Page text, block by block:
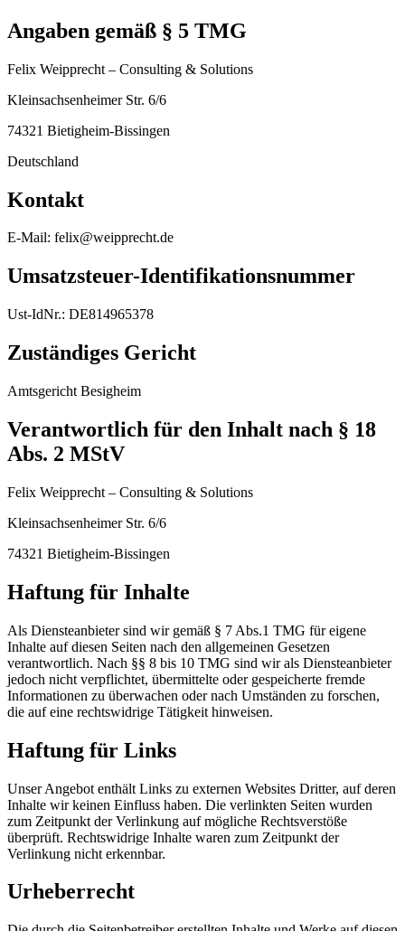
Angaben gemäß § 5 TMG
Felix Weipprecht – Consulting & Solutions
Kleinsachsenheimer Str. 6/6
74321 Bietigheim-Bissingen
Deutschland
Kontakt
E-Mail: felix@weipprecht.de
Umsatzsteuer-Identifikationsnummer
Ust-IdNr.: DE814965378
Zuständiges Gericht
Amtsgericht Besigheim
Verantwortlich für den Inhalt nach § 18
Abs. 2 MStV
Felix Weipprecht – Consulting & Solutions
Kleinsachsenheimer Str. 6/6
74321 Bietigheim-Bissingen
Haftung für Inhalte
Als Diensteanbieter sind wir gemäß § 7 Abs.1 TMG für eigene
Inhalte auf diesen Seiten nach den allgemeinen Gesetzen
verantwortlich. Nach §§ 8 bis 10 TMG sind wir als Diensteanbieter
jedoch nicht verpflichtet, übermittelte oder gespeicherte fremde
Informationen zu überwachen oder nach Umständen zu forschen,
die auf eine rechtswidrige Tätigkeit hinweisen.
Haftung für Links
Unser Angebot enthält Links zu externen Websites Dritter, auf deren
Inhalte wir keinen Einfluss haben. Die verlinkten Seiten wurden
zum Zeitpunkt der Verlinkung auf mögliche Rechtsverstöße
überprüft. Rechtswidrige Inhalte waren zum Zeitpunkt der
Verlinkung nicht erkennbar.
Urheberrecht